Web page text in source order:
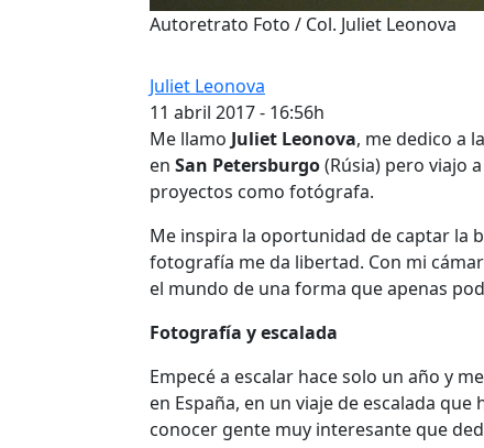
Autoretrato Foto / Col. Juliet Leonova
Juliet Leonova
11 abril 2017 - 16:56h
Me llamo Juliet Leonova, me dedico a
en San Petersburgo(Rúsia) pero viajo
proyectos como fotógrafa.
Me inspira la oportunidad de captar la
fotografía me da libertad. Con mi
el mundo de una forma que apenas
Fotografía y escalada
Empecé a escalar hace solo un año y
en España, en un viaje de escalada
conocer gente muy interesante que